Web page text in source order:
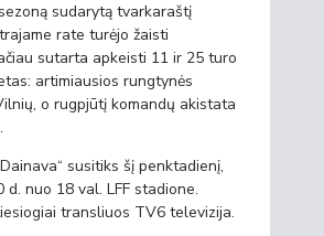
sudarytą tvarkaraštį
rate turėjo žaisti
sutarta apkeisti 11 ir 25 turo
artimiausios rungtynės
o rugpjūtį komandų akistata
susitiks šį penktadienį,
d. nuo 18 val. LFF stadione.
transliuos TV6 televizija.